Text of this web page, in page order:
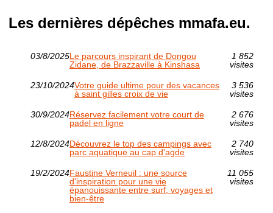
Les dernières dépêches mmafa.eu.
03/8/2025Le parcours inspirant de Dongou
Zidane, de Brazzaville à Kinshasa
1 852
visites
23/10/2024Votre guide ultime pour des vacances
à saint gilles croix de vie
3 536
visites
30/9/2024Réservez facilement votre court de
padel en ligne
2 676
visites
12/8/2024Découvrez le top des campings avec
parc aquatique au cap d'agde
2 740
visites
19/2/2024Faustine Verneuil : une source
d'inspiration pour une vie
épanouissante entre surf, voyages et
bien-être
11 055
visites